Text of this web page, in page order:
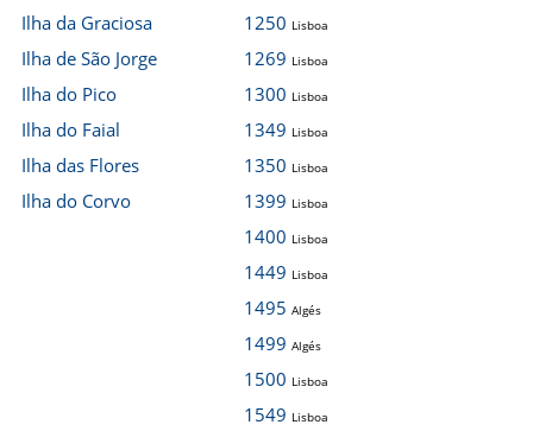
Ilha da Graciosa
Ilha de São Jorge
Ilha do Pico
Ilha do Faial
Ilha das Flores
Ilha do Corvo
1250 Lisboa
1269 Lisboa
1300 Lisboa
1349 Lisboa
1350 Lisboa
1399 Lisboa
1400 Lisboa
1449 Lisboa
1495 Algés
1499 Algés
1500 Lisboa
1549 Lisboa